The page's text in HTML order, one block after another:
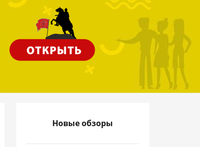
Новые обзоры